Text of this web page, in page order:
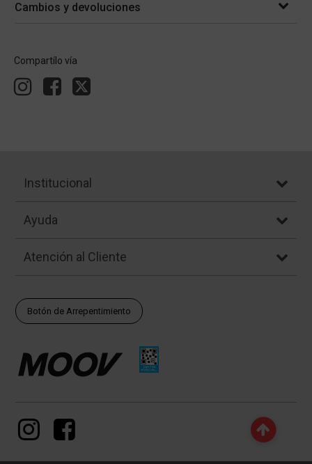
Cambios y devoluciones
Compartílo vía
Institucional
Ayuda
Atención al Cliente
Botón de Arrepentimiento